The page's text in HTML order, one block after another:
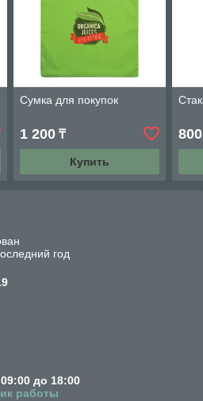
Сумка для покупок
1 200₸
Купить
800
год
до 18:00
работы